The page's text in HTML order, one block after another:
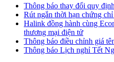
Thông báo thay đổi quy
Rút ngắn thời hạn chứng
Halink đồng hành cùng
thương mại điện tử
Thông báo điều chỉnh giá
Thông báo Lịch nghỉ Tết